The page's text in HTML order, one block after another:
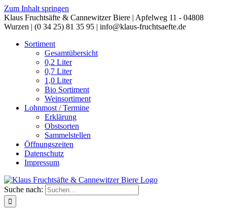
Zum Inhalt springen
Klaus Fruchtsäfte & Cannewitzer Biere | Apfelweg 11 - 04808
Wurzen | (0 34 25) 81 35 95 | info@klaus-fruchtsaefte.de
Sortiment
Gesamtübersicht
0,2 Liter
0,7 Liter
1,0 Liter
Bio Sortiment
Weinsortiment
Lohnmost / Termine
Erklärung
Obstsorten
Sammelstellen
Öffnungszeiten
Datenschutz
Impressum
Suche nach: